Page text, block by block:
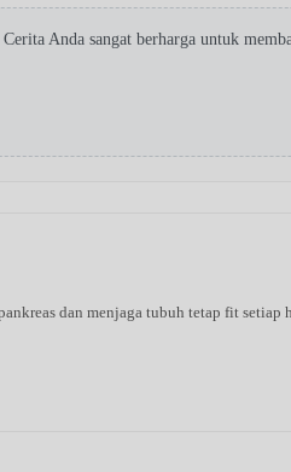
Anda sangat berharga untuk
dan menjaga tubuh tetap fit setiap